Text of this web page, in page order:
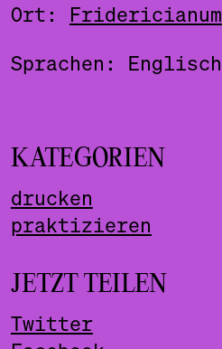
Ort: Fridericianum
Sprachen: Englisch
KATEGORIEN
drucken
praktizieren
JETZT TEILEN
Twitter